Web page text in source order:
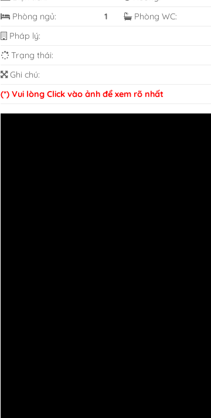
Phòng ngủ:
1 Phòng WC:
Pháp lý:
Trạng thái:
Ghi chú:
(*) Vui lòng Click vào ảnh để xem rõ nhất